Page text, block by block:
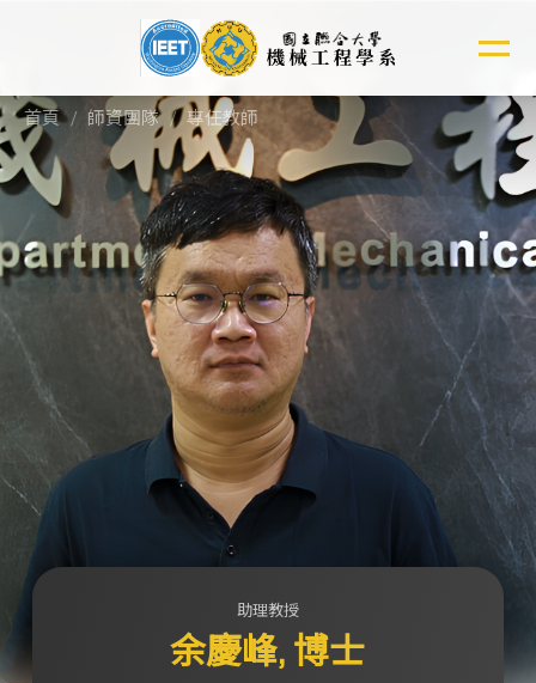
要
內
容
區
首頁 師資團隊 專任教師
余慶峰
助理教授
余慶峰, 博士